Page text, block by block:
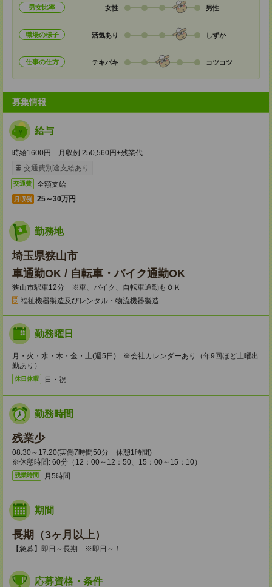
男女比率 女性 男性
職場の様子 活気あり しずか
仕事の仕方 テキパキ コツコツ
募集情報
給与
時給1600円 月収例 250,560円+残業代
交通費別途支給あり
交通費 全額支給
月収例 25～30万円
勤務地
埼玉県狭山市
車通勤OK / 自転車・バイク通勤OK
狭山市駅車12分 ※車、バイク、自転車通勤もＯＫ
福祉機器製造及びレンタル・物流機器製造
勤務曜日
月・火・水・木・金・土(週5日) ※会社カレンダーあり（年9回ほど土曜出
勤あり）
休日休暇 日・祝
勤務時間
残業少
08:30～17:20(実働7時間50分 休憩1時間)
※休憩時間: 60分（12：00～12：50、15：00～15：10）
残業時間 月5時間
期間
長期（3ヶ月以上）
【急募】即日～長期 ※即日～！
応募資格・条件